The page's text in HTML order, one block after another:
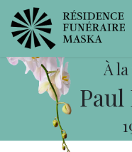
À
Paul